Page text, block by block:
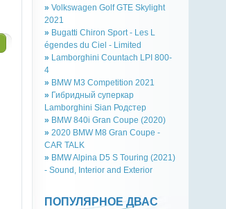
» Volkswagen Golf GTE Skylight
2021
» Bugatti Chiron Sport - Les L
égendes du Ciel - Limited
» Lamborghini Countach LPI 800-
4
» BMW M3 Competition 2021
» Гибридный суперкар
Lamborghini Sian Родстер
» BMW 840i Gran Coupe (2020)
» 2020 BMW M8 Gran Coupe -
CAR TALK
» BMW Alpina D5 S Touring (2021)
- Sound, Interior and Exterior
ПОПУЛЯРНОЕ ДВАС